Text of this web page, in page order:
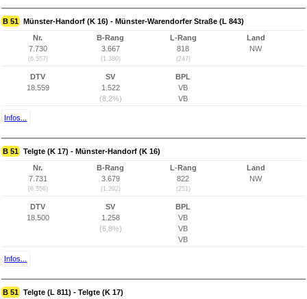
B 51 Münster-Handorf (K 16) - Münster-Warendorfer Straße (L 843)
Nr.
7.730
(6.557)
B-Rang
3.667
(1.380)
L-Rang
818
(247)
Land
NW
DTV
18.559
SV
1.522
(8,2%)
BPL
VB
VB
Infos...
B 51 Telgte (K 17) - Münster-Handorf (K 16)
Nr.
7.731
(6.556)
B-Rang
3.679
(1.392)
L-Rang
822
(251)
Land
NW
DTV
18.500
SV
1.258
(6,8%)
BPL
VB
VB
VB
Infos...
B 51 Telgte (L 811) - Telgte (K 17)